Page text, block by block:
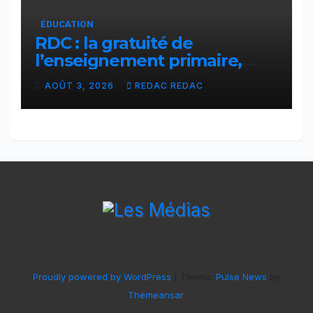
ÉDUCATION
RDC : la gratuité de
l’enseignement primaire,
vision phare du Président
Félix Tshisekedi réaffirmée
par une circulaire du
AOÛT 3, 2026 REDAC REDAC
Proudly powered by WordPress Pulse News
Themeansar.